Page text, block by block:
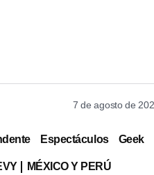
7 de agosto de
Espectáculos Geek
MÉXICO Y PERÚ